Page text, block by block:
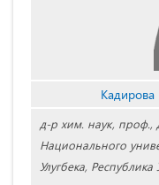
Кадирова
д-р хим. наук, проф.,
Национального
Улугбека,